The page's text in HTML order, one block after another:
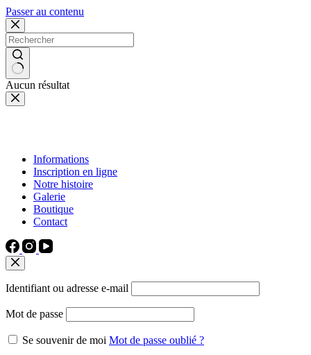
Passer au contenu
Aucun résultat
Informations
Inscription en ligne
Notre histoire
Galerie
Boutique
Contact
Identifiant ou adresse e-mail
Mot de passe
Se souvenir de moi Mot de passe oublié ?